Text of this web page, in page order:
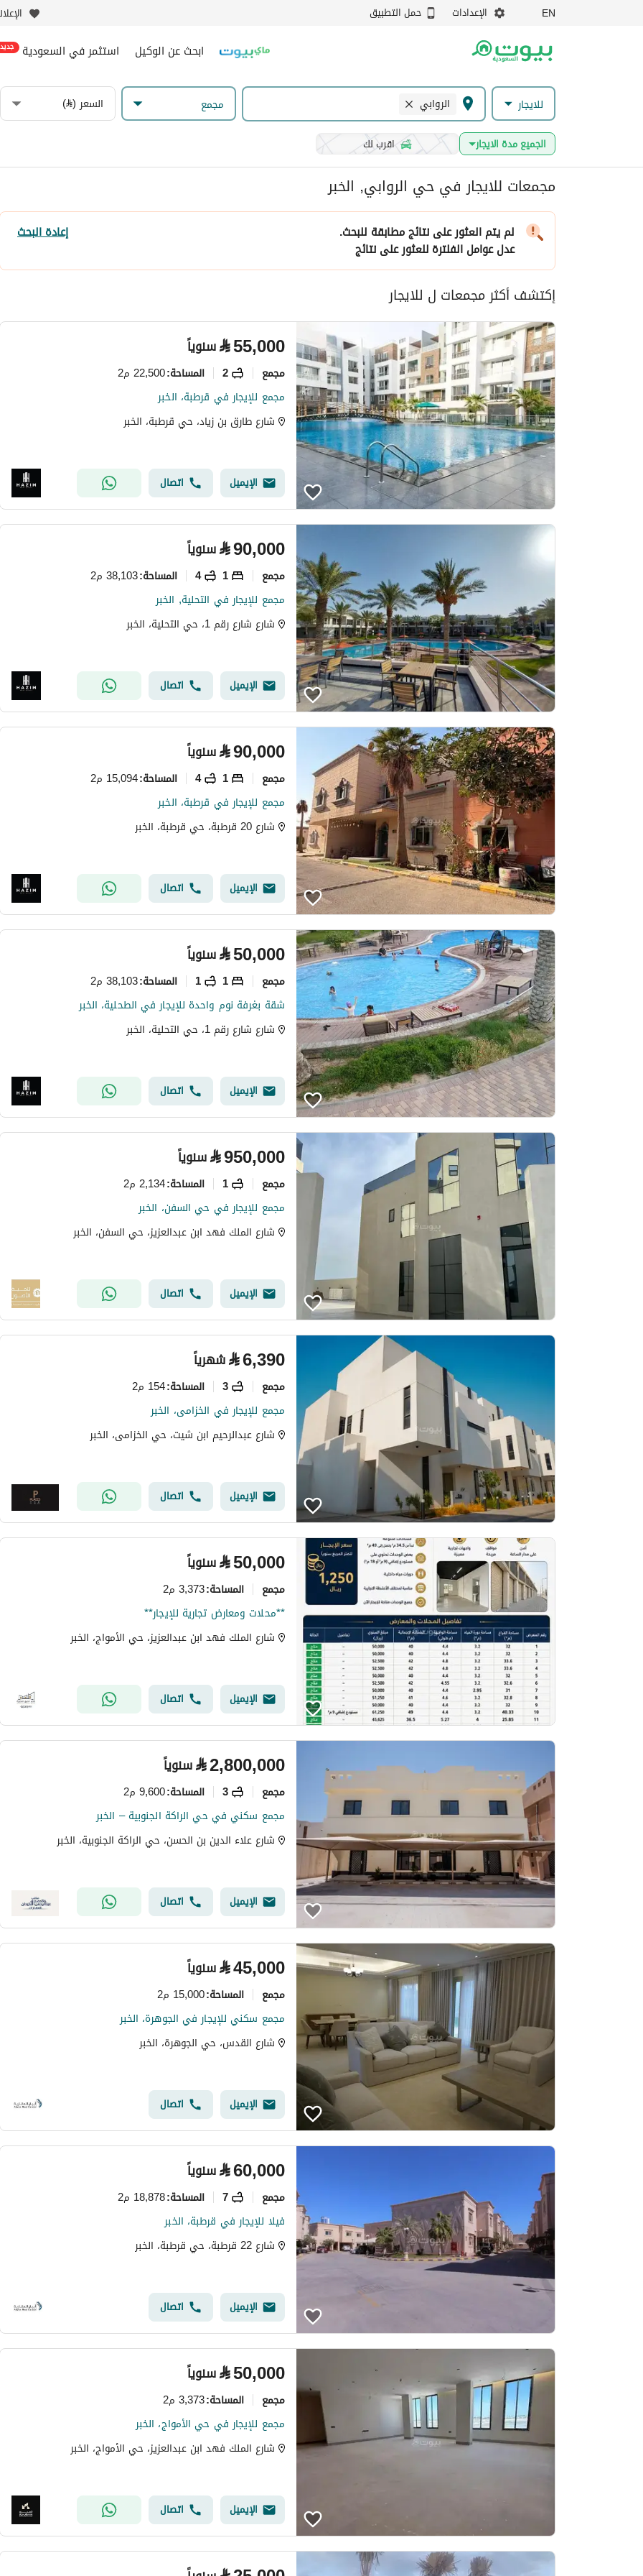
EN الإعدادات حمل التطبيق
ابحث عن الوكيل استثمر في السعودية جديد
للايجار الروابي مجمع السعر (⃁)
الجميع مدة الايجار اقرب لك
مجمعات للايجار في حي الروابي, الخبر
لم يتم العثور على نتائج مطابقة للبحث. إعادة البحث
عدل عوامل الفلترةللعثور على نتائج
إكتشف أكثر مجمعات ل للايجار
⃁55,000 سنوياً
مجمع 2 المساحة:22,500 م2
مجمع للإيجار في قرطبة، الخبر
شارع طارق بن زياد، حي قرطبة، الخبر
الإيميل اتصال
⃁90,000 سنوياً
مجمع 1
4 المساحة:38,103 م2
مجمع للإيجار في التحلية, الخبر
شارع شارع رقم 1، حي التحلية، الخبر
الإيميل اتصال
⃁90,000 سنوياً
مجمع 1
4 المساحة:15,094 م2
مجمع للإيجار في قرطبة، الخبر
شارع 20 قرطبة، حي قرطبة، الخبر
الإيميل اتصال
⃁50,000 سنوياً
مجمع 1
1 المساحة:38,103 م2
شقة بغرفة نوم واحدة للإيجار في الطحلية، الخبر
شارع شارع رقم 1، حي التحلية، الخبر
الإيميل اتصال
⃁950,000 سنوياً
مجمع 1 المساحة:2,134 م2
مجمع للإيجار في حي السفن، الخبر
شارع الملك فهد ابن عبدالعزيز، حي السفن، الخبر
الإيميل اتصال
⃁6,390 شهرياً
مجمع 3 المساحة:154 م2
مجمع للإيجار في الخزامى، الخبر
شارع عبدالرحيم ابن شيت، حي الخزامى، الخبر
الإيميل اتصال
⃁50,000 سنوياً
مجمع المساحة:3,373 م2
**محلات ومعارض تجارية للإيجار**
شارع الملك فهد ابن عبدالعزيز، حي الأمواج، الخبر
الإيميل اتصال
⃁2,800,000 سنوياً
مجمع 3 المساحة:9,600 م2
مجمع سكني في حي الراكة الجنوبية – الخبر
شارع علاء الدين بن الحسن، حي الراكة الجنوبية، الخبر
الإيميل اتصال
⃁45,000 سنوياً
مجمع المساحة:15,000 م2
مجمع سكني للإيجار في الجوهرة، الخبر
شارع القدس، حي الجوهرة، الخبر
الإيميل اتصال
⃁60,000 سنوياً
مجمع 7 المساحة:18,878 م2
فيلا للإيجار في قرطبة، الخبر
شارع 22 قرطبة، حي قرطبة، الخبر
الإيميل اتصال
⃁50,000 سنوياً
مجمع المساحة:3,373 م2
مجمع للإيجار في حي الأمواج، الخبر
شارع الملك فهد ابن عبدالعزيز، حي الأمواج، الخبر
الإيميل اتصال